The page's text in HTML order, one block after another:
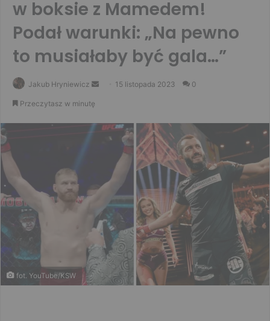
w boksie z Mamedem!
Podał warunki: „Na pewno
to musiałaby być gala…”
Jakub Hryniewicz
Send 15 listopada 2023 0
Przeczytasz w minutę
fot. YouTube/KSW